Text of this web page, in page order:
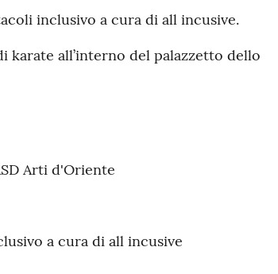
inclusivo a cura di all incusive.
all’interno del palazzetto dello
Arti d'Oriente
a cura di all incusive